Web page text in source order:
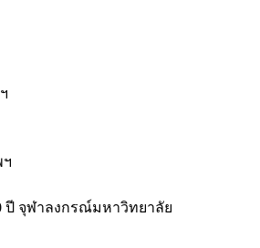
ปี จุฬาลงกรณ์มหาวิทยาลัย